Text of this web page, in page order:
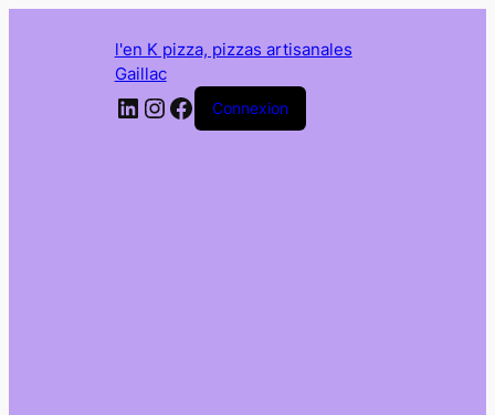
l'en K pizza, pizzas artisanales
Gaillac
LinkedIn
Instagram
Facebook
Connexion